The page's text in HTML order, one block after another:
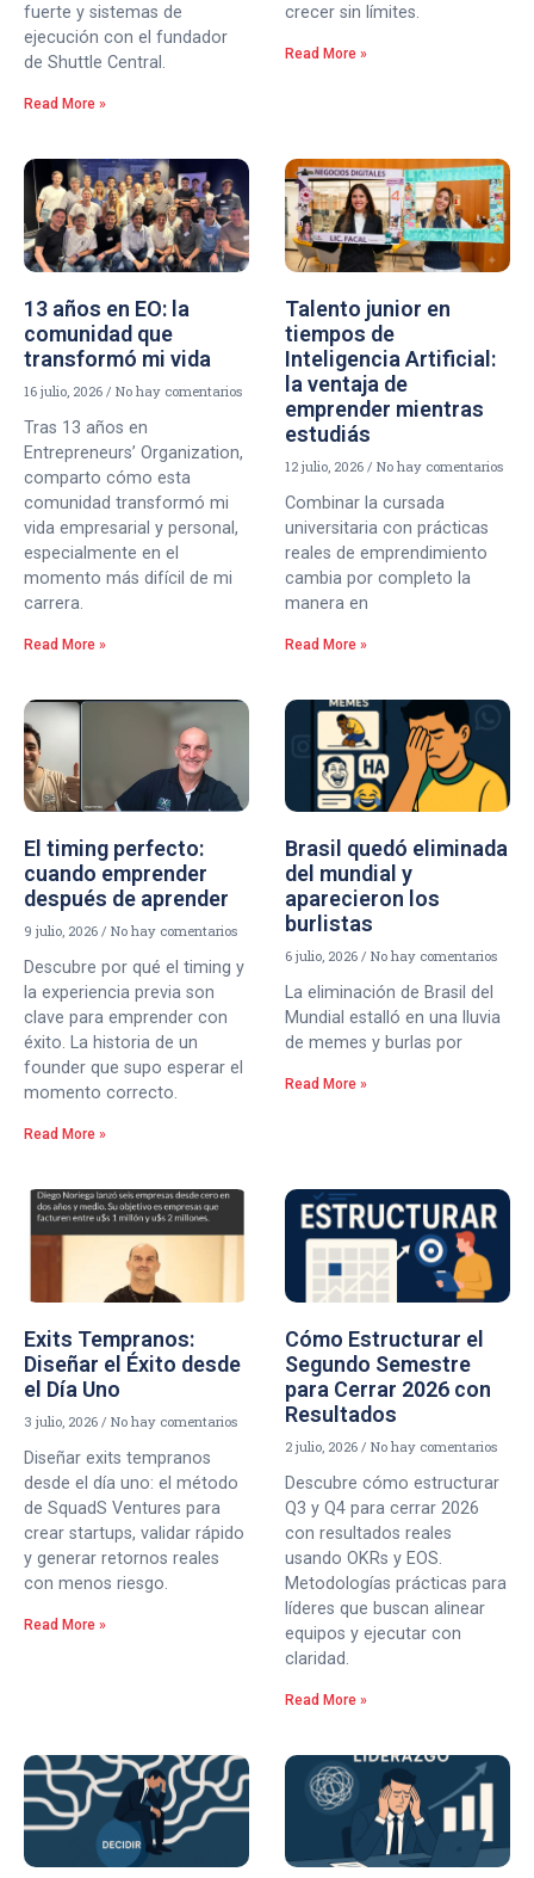
fuerte y sistemas de
ejecución con el fundador
de Shuttle Central.
Read More »
crecer sin límites.
Read More »
13 años en EO: la
comunidad que
transformó mi vida
16 julio, 2026 No hay comentarios
Tras 13 años en
Entrepreneurs’ Organization,
comparto cómo esta
comunidad transformó mi
vida empresarial y personal,
especialmente en el
momento más difícil de mi
carrera.
Read More »
Talento junior en
tiempos de
Inteligencia Artificial:
la ventaja de
emprender mientras
estudiás
12 julio, 2026 No hay comentarios
Combinar la cursada
universitaria con prácticas
reales de emprendimiento
cambia por completo la
manera en
Read More »
El timing perfecto:
cuando emprender
después de aprender
9 julio, 2026 No hay comentarios
Descubre por qué el timing y
la experiencia previa son
clave para emprender con
éxito. La historia de un
founder que supo esperar el
momento correcto.
Read More »
Brasil quedó eliminada
del mundial y
aparecieron los
burlistas
6 julio, 2026 No hay comentarios
La eliminación de Brasil del
Mundial estalló en una lluvia
de memes y burlas por
Read More »
Exits Tempranos:
Diseñar el Éxito desde
el Día Uno
3 julio, 2026 No hay comentarios
Diseñar exits tempranos
desde el día uno: el método
de SquadS Ventures para
crear startups, validar rápido
y generar retornos reales
con menos riesgo.
Read More »
Cómo Estructurar el
Segundo Semestre
para Cerrar 2026 con
Resultados
2 julio, 2026 No hay comentarios
Descubre cómo estructurar
Q3 y Q4 para cerrar 2026
con resultados reales
usando OKRs y EOS.
Metodologías prácticas para
líderes que buscan alinear
equipos y ejecutar con
claridad.
Read More »